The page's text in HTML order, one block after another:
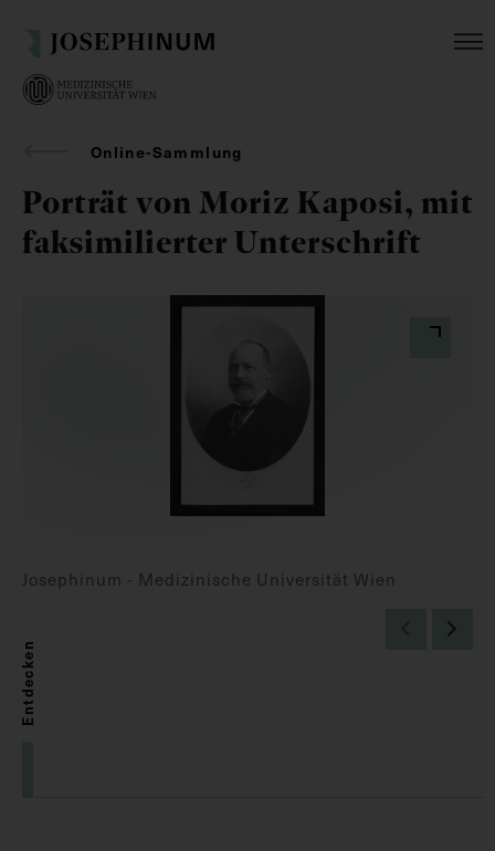
Online-Sammlung
Porträt von Moriz Kaposi, mit
faksimilierter Unterschrift
Josephinum - Medizinische Universität Wien
Entdecken